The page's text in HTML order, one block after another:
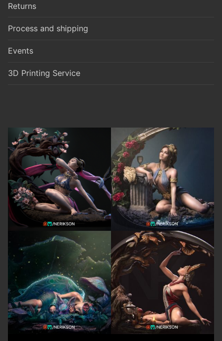
Returns
Process and shipping
Events
3D Printing Service